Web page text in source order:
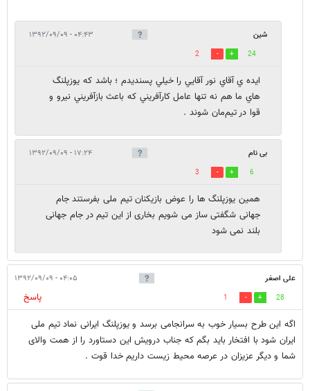
شين ۰۴:۴۳ - ۱۳۹۲/۰۹/۰۹
24
2
ايده ي آقاي نور آقايي را خيلي پسنديدم ؛‌ باشد كه يوزپلنگ
هاي ما هم نه تنها عامل كارآفريني كه باعث بازآفريني نيرو و
قوا در تيم‌مان شوند .
بی نام ۱۷:۲۴ - ۱۳۹۲/۰۹/۰۹
6
3
همین یوزپلنگ ها را عوض بازیکنان تیم ملی بفرستند جام
جهانی شگفتی ساز می شویم بخاری از این تیم در جام جهانی
بلند نمی شود
علی اصغر ۰۴:۰۵ - ۱۳۹۲/۰۹/۰۹
28
1
پاسخ
اگه این طرح بسیار خوب به سرانجامی برسد و یوزپلنگ ایرانی نماد تیم ملی
ایران شود با افتخار باید بگم که جناب درویش این دستاورد را از همت والای
شما و دیگر عزیزان در عرصه محیط زیست داریم خدا قوت .